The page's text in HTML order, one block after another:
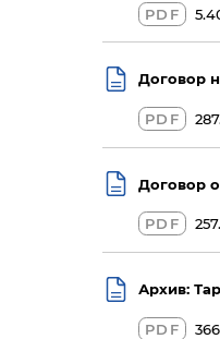
PDF
Договор
PDF
Договор
PDF
Архив:
PDF